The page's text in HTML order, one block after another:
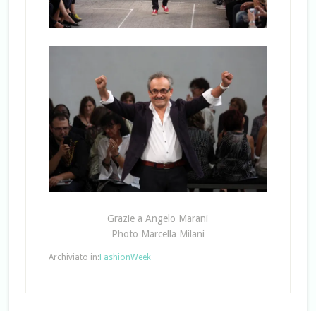
Grazie a Angelo Marani
Photo Marcella Milani
Archiviato in:FashionWeek